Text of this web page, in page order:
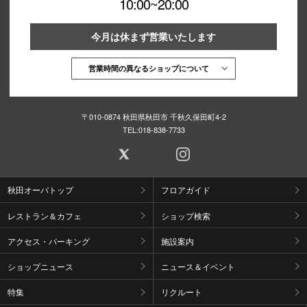
今月は休まず営業いたします
営業時間の異なるショップについて
〒010-0874 秋田県秋田市 千秋久保田町4-2
TEL:018-838-7733
秋田オーパトップ フロアガイド
レストラン＆カフェ ショップ検索
アクセス・パーキング 施設案内
ショップニュース ニュース＆イベント
特集 リクルート